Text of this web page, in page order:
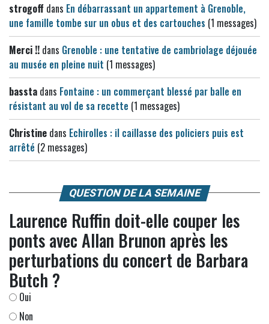
strogoff dans En débarrassant un appartement à Grenoble,
une famille tombe sur un obus et des cartouches (1 messages)
Merci !! dans Grenoble : une tentative de cambriolage déjouée
au musée en pleine nuit (1 messages)
bassta dans Fontaine : un commerçant blessé par balle en
résistant au vol de sa recette (1 messages)
Christine dans Echirolles : il caillasse des policiers puis est
arrêté (2 messages)
QUESTION DE LA SEMAINE
Laurence Ruffin doit-elle couper les
ponts avec Allan Brunon après les
perturbations du concert de Barbara
Butch ?
Oui
Non